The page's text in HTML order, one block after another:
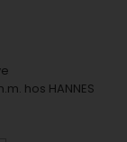
hos HANNES